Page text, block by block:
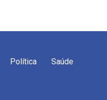
Política Saúde